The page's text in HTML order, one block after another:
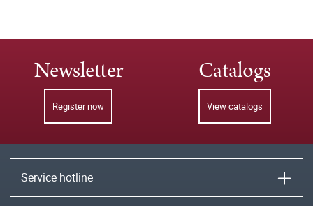
Newsletter
Register now
Catalogs
View catalogs
Service hotline